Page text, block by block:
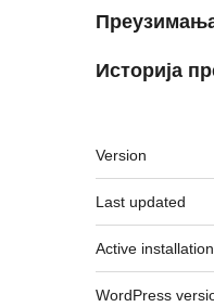
Историја
Мета
Version
Last updated
Active
WordPress